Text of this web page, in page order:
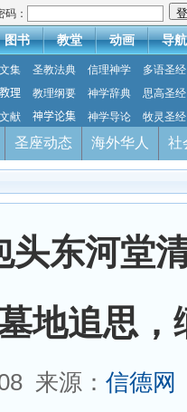
码：
图书 教堂 动画 导航
集 圣教法典 信理神学
多语圣经
理
教理纲要 神学辞典
思高圣经
献
神学论集 神学导论 牧灵圣经
圣座动态 海外华人 社
头东河堂
地追思，
来源： 信德网